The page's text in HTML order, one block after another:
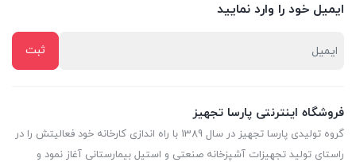
ایمیل خود را وارد نمایید
فروشگاه اینترنتی پارسا تجهیز
گروه تولیدی پارسا تجهیز در سال 1389 با راه اندازی کارخانه خود فعالیتش را در
راستای تولید تجهیزات آشپزخانه صنعتی و استیل بیمارستانی آغاز نمود و